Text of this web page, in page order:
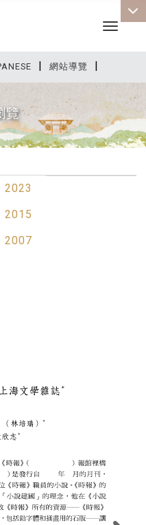
| 網站導覽 |
Toggle
覽
2023
2015
2007